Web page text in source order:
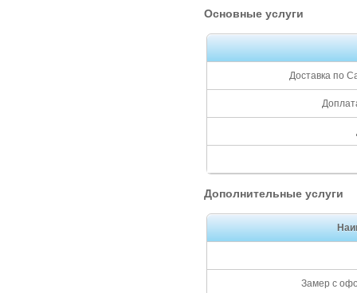
Основные услуги
Доставка по
Дополнительные услуги
Замер с